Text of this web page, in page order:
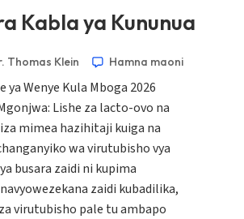
Kabla ya Kununua
Thomas Klein Hamna maoni
ya Wenye Kula Mboga 2026
Lishe za lacto-ovo na
mimea hazihitaji kuiga na
wa virutubisho vya
busara zaidi ni kupima
zaidi kubadilika,
virutubisho pale tu ambapo